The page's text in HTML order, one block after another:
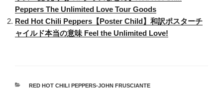
ss
b
o
o
Peppers The Unlimited Love Tour Goods
Red Hot Chili Peppers【Poster Child】和訳ポスターチ
ャイルド本当の意味 Feel the Unlimited Love!
カ
RED HOT CHILI PEPPERS-JOHN FRUSCIANTE